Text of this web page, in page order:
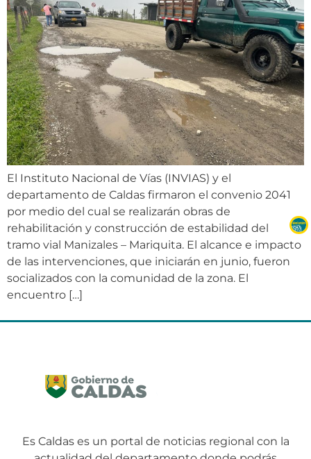
El Instituto Nacional de Vías (INVIAS) y el
departamento de Caldas firmaron el convenio 2041
por medio del cual se realizarán obras de
rehabilitación y construcción de estabilidad del
tramo vial Manizales – Mariquita. El alcance e impacto
de las intervenciones, que iniciarán en junio, fueron
socializados con la comunidad de la zona. El
encuentro […]
Es Caldas es un portal de noticias regional con la